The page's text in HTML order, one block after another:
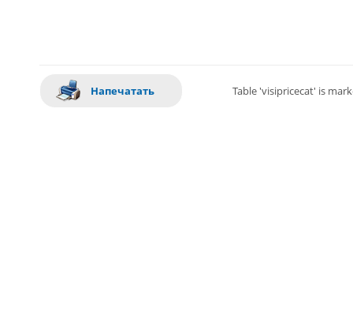
Напечатать Table 'visipricecat' is